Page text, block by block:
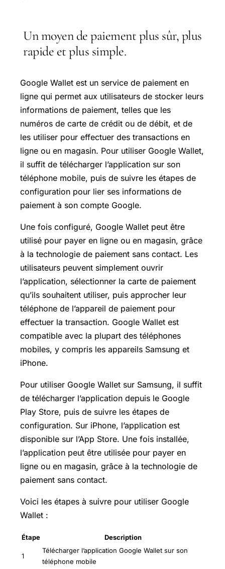
Un moyen de paiement plus sûr, plus
rapide et plus simple.
Google Wallet est un service de paiement en
ligne qui permet aux utilisateurs de stocker leurs
informations de paiement, telles que les
numéros de carte de crédit ou de débit, et de
les utiliser pour effectuer des transactions en
ligne ou en magasin. Pour utiliser Google Wallet,
il suffit de télécharger l’application sur son
téléphone mobile, puis de suivre les étapes de
configuration pour lier ses informations de
paiement à son compte Google.
Une fois configuré, Google Wallet peut être
utilisé pour payer en ligne ou en magasin, grâce
à la technologie de paiement sans contact. Les
utilisateurs peuvent simplement ouvrir
l’application, sélectionner la carte de paiement
qu’ils souhaitent utiliser, puis approcher leur
téléphone de l’appareil de paiement pour
effectuer la transaction. Google Wallet est
compatible avec la plupart des téléphones
mobiles, y compris les appareils Samsung et
iPhone.
Pour utiliser Google Wallet sur Samsung, il suffit
de télécharger l’application depuis le Google
Play Store, puis de suivre les étapes de
configuration. Sur iPhone, l’application est
disponible sur l’App Store. Une fois installée,
l’application peut être utilisée pour payer en
ligne ou en magasin, grâce à la technologie de
paiement sans contact.
Voici les étapes à suivre pour utiliser Google
Wallet :
Étape Description
1
Télécharger l’application Google Wallet sur son
téléphone mobile